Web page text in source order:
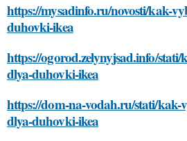
https://mysadinfo.ru/novosti/kak-
duhovki-ikea
https://ogorod.zelynyjsad.info/
dlya-duhovki-ikea
https://dom-na-vodah.ru/stati/
dlya-duhovki-ikea